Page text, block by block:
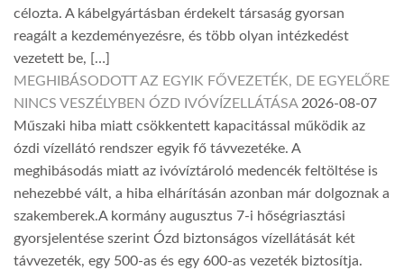
célozta. A kábelgyártásban érdekelt társaság gyorsan
reagált a kezdeményezésre, és több olyan intézkedést
vezetett be, […]
MEGHIBÁSODOTT AZ EGYIK FŐVEZETÉK, DE EGYELŐRE
NINCS VESZÉLYBEN ÓZD IVÓVÍZELLÁTÁSA 2026-08-07
Műszaki hiba miatt csökkentett kapacitással működik az
ózdi vízellátó rendszer egyik fő távvezetéke. A
meghibásodás miatt az ivóvíztároló medencék feltöltése is
nehezebbé vált, a hiba elhárításán azonban már dolgoznak a
szakemberek.A kormány augusztus 7-i hőségriasztási
gyorsjelentése szerint Ózd biztonságos vízellátását két
távvezeték, egy 500-as és egy 600-as vezeték biztosítja.